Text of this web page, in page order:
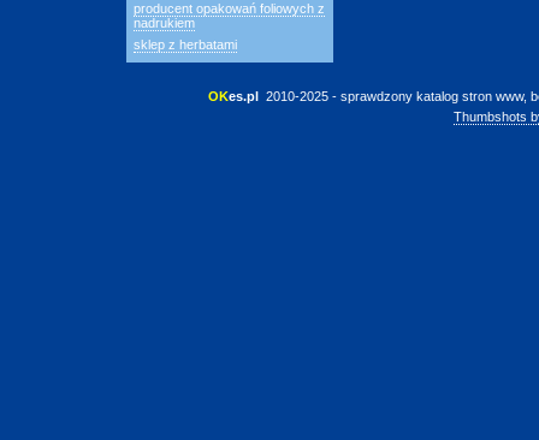
producent opakowań foliowych z
nadrukiem
sklep z herbatami
OKes.pl 2010-2025 - sprawdzony katalog stron www,
Thumbshots